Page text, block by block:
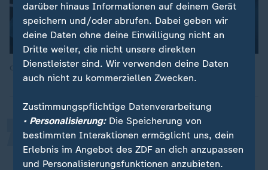
Quelle: Reuters
Sie sind nicht mein König, Sie sind
nicht unser König!
„
darüber hinaus Informationen auf deinem Gerät
speichern und/oder abrufen. Dabei geben wir
deine Daten ohne deine Einwilligung nicht an
Dritte weiter, die nicht unsere direkten
Dienstleister sind. Wir verwenden deine Daten
auch nicht zu kommerziellen Zwecken.
Zustimmungspflichtige Datenverarbeitung
• Personalisierung:Die Speicherung von
bestimmten Interaktionen ermöglicht uns, dein
Erlebnis im Angebot des ZDF an dich anzupassen
und Personalisierungsfunktionen anzubieten.